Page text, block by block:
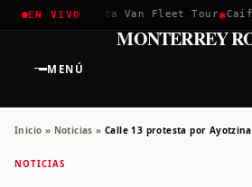
EN VIVO
2026✱Greta Van Fleet Tour✱
MENÚ
MONTERREY
Inicio » Noticias » Calle 13 protesta por
NOTICIAS